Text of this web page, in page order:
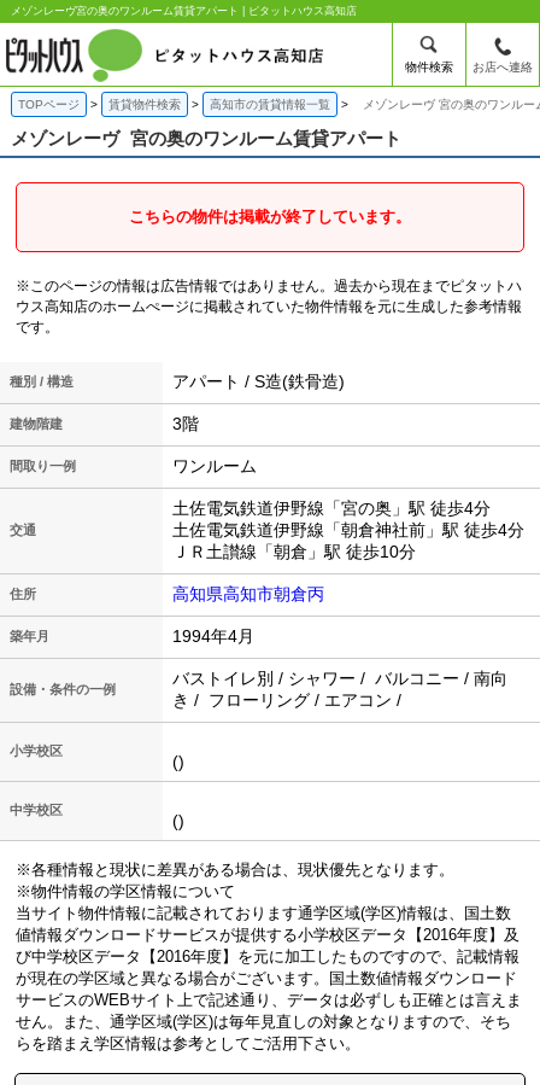
メゾンレーヴ宮の奥のワンルーム賃貸アパート | ピタットハウス高知店
物件検索 お店へ連絡
TOPページ 賃貸物件検索 高知市の賃貸情報一覧 メゾンレーヴ 宮の奥のワンルー
メゾンレーヴ 宮の奥のワンルーム賃貸アパート
こちらの物件は掲載が終了しています。
※このページの情報は広告情報ではありません。過去から現在までピタットハ
ウス高知店のホームぺージに掲載されていた物件情報を元に生成した参考情報
です。
種別 / 構造 アパート / S造(鉄骨造)
建物階建 3階
間取り一例 ワンルーム
交通
土佐電気鉄道伊野線「宮の奥」駅 徒歩4分
土佐電気鉄道伊野線「朝倉神社前」駅 徒歩4分
ＪＲ土讃線「朝倉」駅 徒歩10分
住所 高知県高知市朝倉丙
築年月 1994年4月
設備・条件の一例
バストイレ別 / シャワー / バルコニー / 南向
き / フローリング / エアコン /
小学校区
()
中学校区
()
※各種情報と現状に差異がある場合は、現状優先となります。
※物件情報の学区情報について
当サイト物件情報に記載されております通学区域(学区)情報は、国土数
値情報ダウンロードサービスが提供する小学校区データ【2016年度】及
び中学校区データ【2016年度】を元に加工したものですので、記載情報
が現在の学区域と異なる場合がございます。国土数値情報ダウンロード
サービスのWEBサイト上で記述通り、データは必ずしも正確とは言えま
せん。また、通学区域(学区)は毎年見直しの対象となりますので、そち
らを踏まえ学区情報は参考としてご活用下さい。